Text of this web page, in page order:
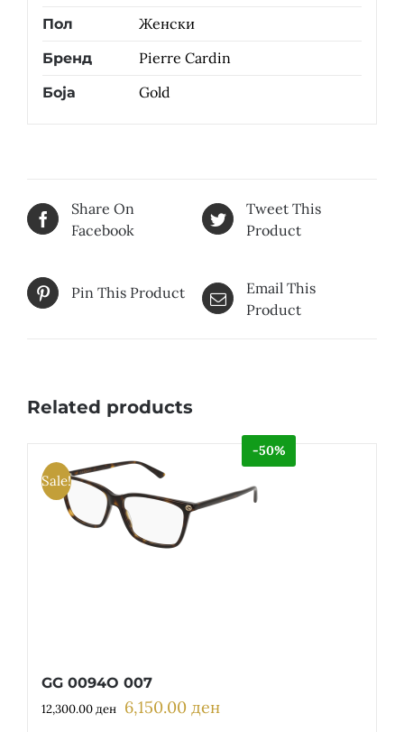
Пол Женски
Бренд Pierre Cardin
Боја Gold
Share On
Facebook
Tweet This
Product
Pin This Product
Email This
Product
Related products
Sale!
-50%
GG 0094O 007
12,300.00ден Original
6,150.00 денCurrent